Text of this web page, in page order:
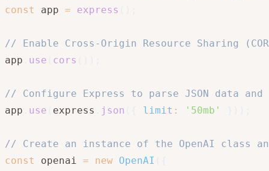
const
app = express
// Enable Cross-Origin Resource Sharing
app
use cors
// Configure Express to parse JSON data
app
use express json limit : '50mb'
// Create an instance of the OpenAI class
const
openai = new OpenAI